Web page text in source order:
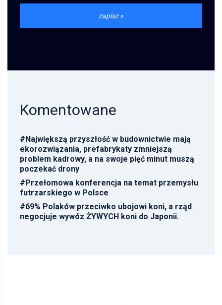
Komentowane
# Największą przyszłość w budownictwie mają
ekorozwiązania, prefabrykaty zmniejszą
problem kadrowy, a na swoje pięć minut muszą
poczekać drony
# Przełomowa konferencja na temat przemysłu
futrzarskiego w Polsce
#69% Polaków przeciwko ubojowi koni, a rząd
negocjuje wywóz ŻYWYCH koni do Japonii.